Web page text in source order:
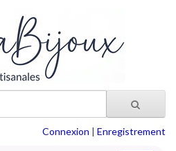
Connexion | Enregistrement